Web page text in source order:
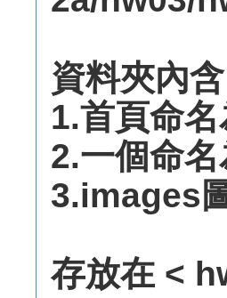
資料夾內含
1.首頁命
2.一個命
3.images
存放在 <